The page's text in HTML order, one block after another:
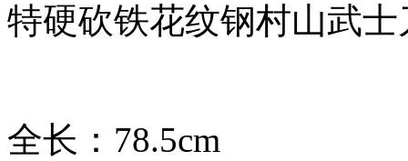
特硬砍铁花纹钢村山武
全长：78.5cm